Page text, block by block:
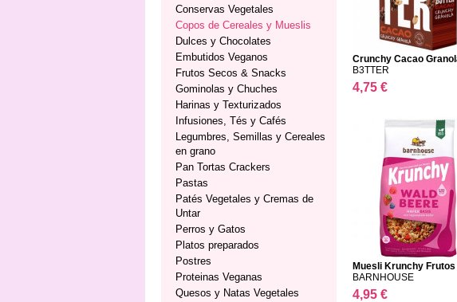
Conservas Vegetales
Copos de Cereales y Mueslis
Dulces y Chocolates
Embutidos Veganos
Frutos Secos & Snacks
Gominolas y Chuches
Harinas y Texturizados
Infusiones, Tés y Cafés
Legumbres, Semillas y Cereales
en grano
Pan Tortas Crackers
Pastas
Patés Vegetales y Cremas de
Untar
Perros y Gatos
Platos preparados
Postres
Proteinas Veganas
Quesos y Natas Vegetales
Crunchy Cacao
B3TTER
4,75 €
Muesli Krunchy Frutos
BARNHOUSE
4,95 €